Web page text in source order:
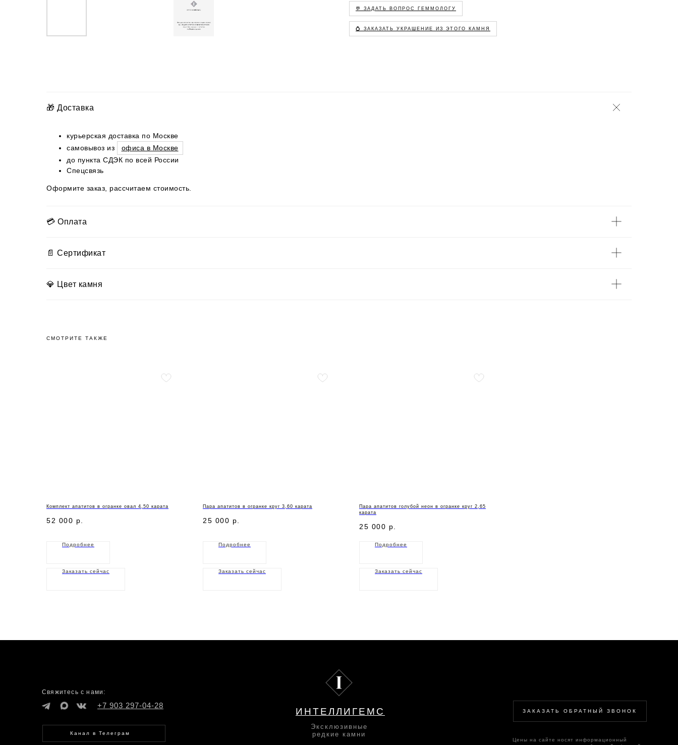
💬 ЗАДАТЬ ВОПРОС ГЕММОЛОГУ
💍 ЗАКАЗАТЬ УКРАШЕНИЕ ИЗ ЭТОГО КАМНЯ
🎁 Доставка
курьерская доставка по Москве
самовывоз из
офиса в Москве
до пункта СДЭК по всей России
Спецсвязь
Оформите заказ, рассчитаем стоимость.
💳 Оплата
📄 Сертификат
💎 Цвет камня
СМОТРИТЕ ТАКЖЕ
Комплект апатитов в огранке овал 4,50 карата
52 000 р.
Подробнее
Заказать сейчас
Пара апатитов в огранке круг 3,60 карата
25 000 р.
Подробнее
Заказать сейчас
Пара апатитов голубой неон в огранке круг 2,65
карата
25 000 р.
Подробнее
Заказать сейчас
ЗАКАЗАТЬ ОБРАТНЫЙ ЗВОНОК
Цены на сайте носят информационный
Эксклюзивные
редкие камни
ИНТЕЛЛИГЕМС
+7 903 297-04-28
Канал в Телеграм
Свяжитесь с нами: